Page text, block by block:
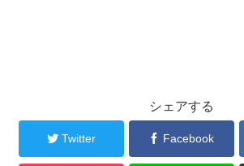
シェアする
Twitter Facebook